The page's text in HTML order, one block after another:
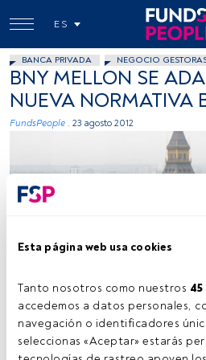
Esta página web usa cookies
Tanto nosotros como nuestros 45
accedemos a datos personales,
navegación o identificadores
seleccionas «Aceptar» estarás
ES
BANCA PRIVADA NEGOCIO
BNY MELLON SE
NUEVA NORMATIVA
FundsPeople . 23 agosto 2012
Tiempo lectura: